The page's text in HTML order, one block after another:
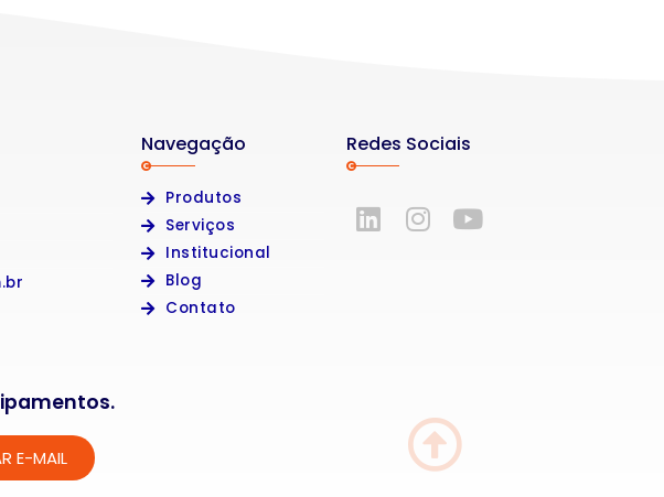
Navegação
Produtos
Serviços
Institucional
Blog
Contato
Redes Sociais